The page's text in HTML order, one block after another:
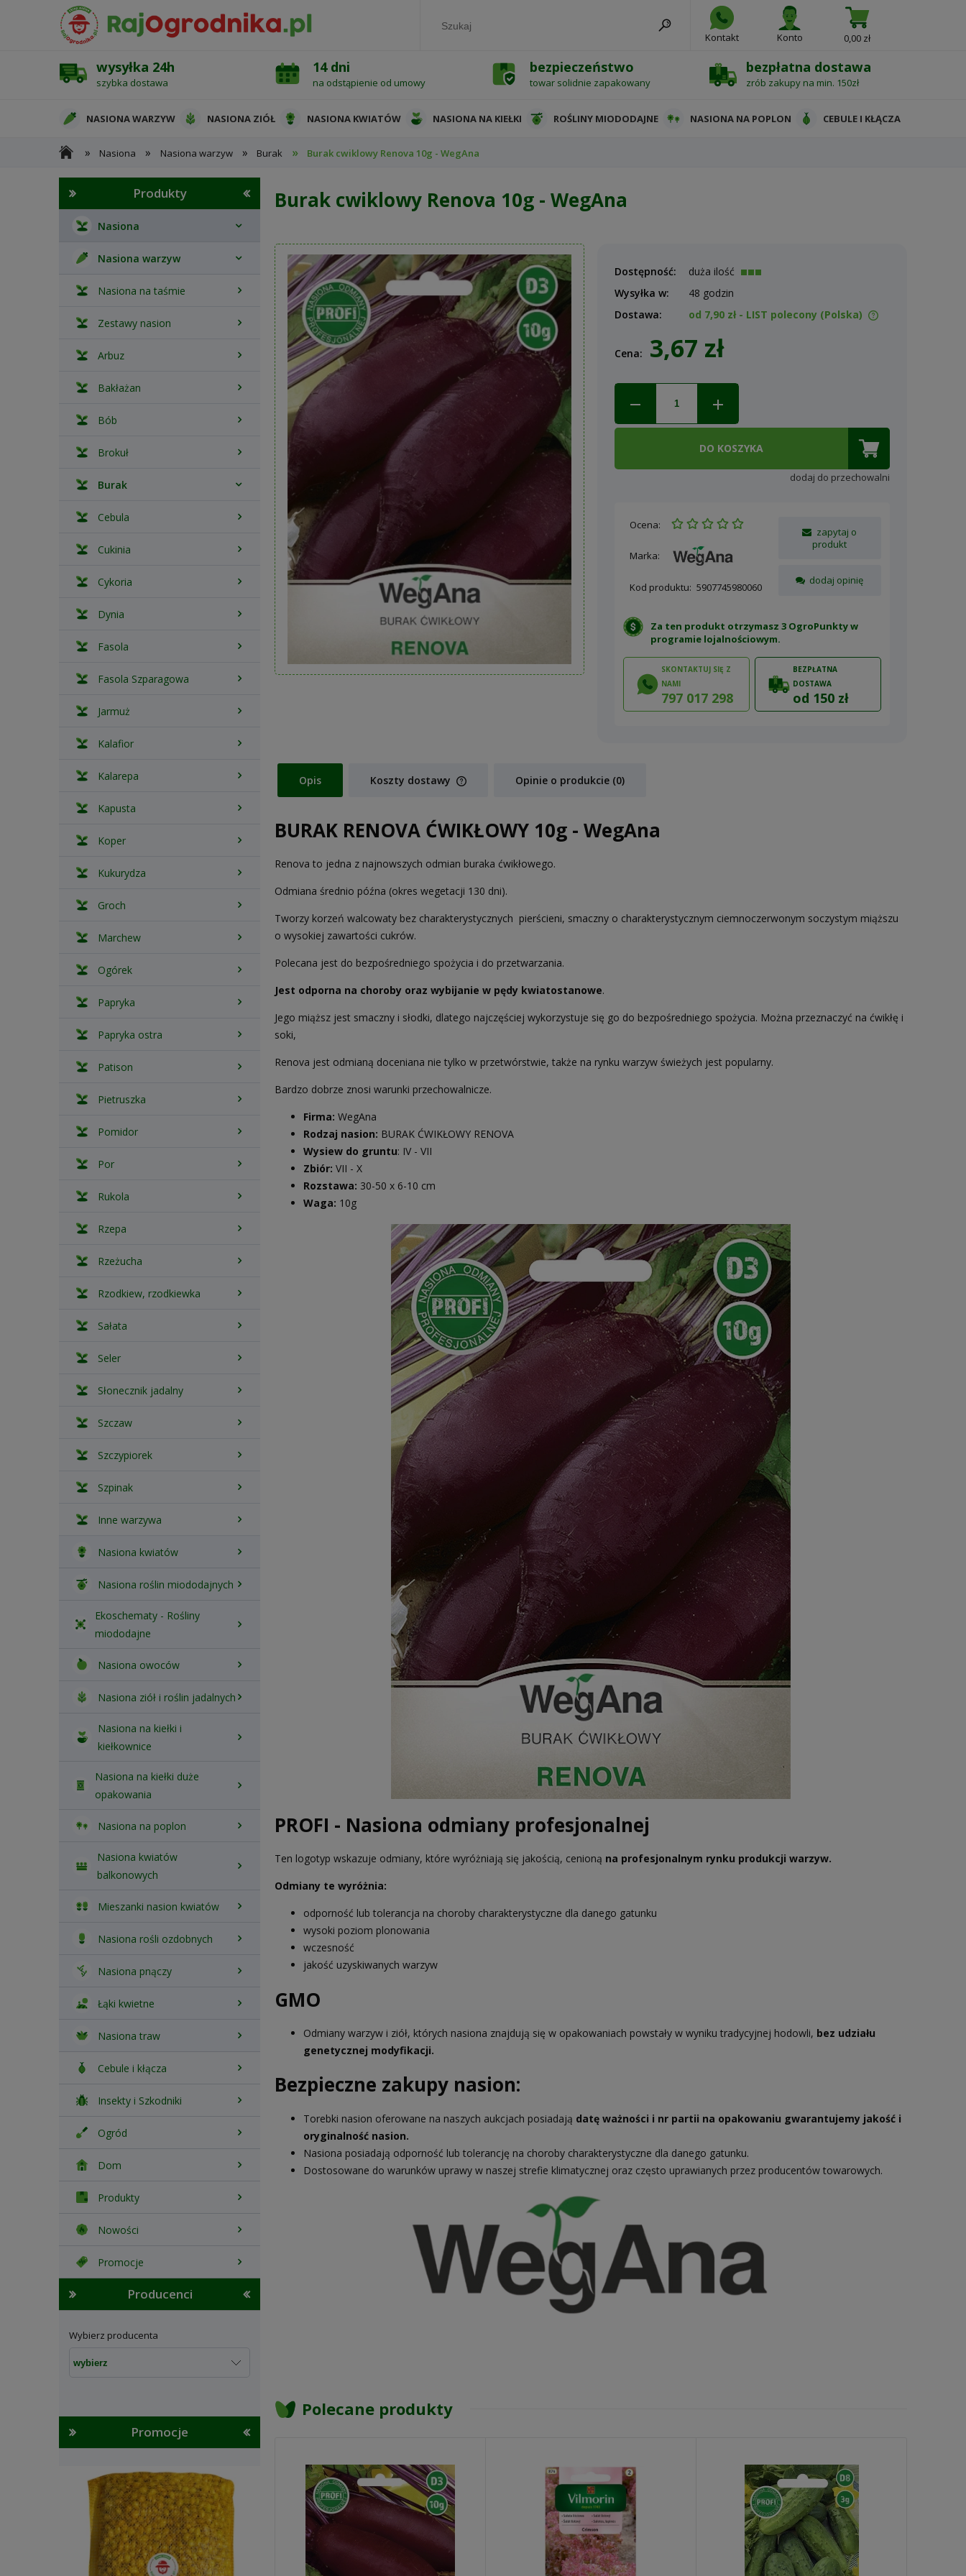
Kontakt Konto 0,00 zł
wysyłka 24h
szybka dostawa
14 dni
na odstąpienie od umowy
bezpieczeństwo
towar solidnie zapakowany
bezpłatna dostawa
zrób zakupy na min. 150zł
NASIONA WARZYW NASIONA ZIÓŁ NASIONA KWIATÓW NASIONA NA KIEŁKI ROŚLINY MIODODAJNE NASIONA NA POPLON CEBULE I KŁĄCZA
OCHRONA ROŚLIN
» Nasiona » Nasiona warzyw » Burak » Burak cwiklowy Renova 10g - WegAna
Produkty
Nasiona
Nasiona warzyw
Nasiona na taśmie
Zestawy nasion
Arbuz
Bakłażan
Bób
Brokuł
Burak
Cebula
Cukinia
Cykoria
Dynia
Fasola
Fasola Szparagowa
Jarmuż
Kalafior
Kalarepa
Kapusta
Koper
Kukurydza
Groch
Marchew
Ogórek
Papryka
Papryka ostra
Patison
Pietruszka
Pomidor
Por
Rukola
Rzepa
Rzeżucha
Rzodkiew, rzodkiewka
Sałata
Seler
Słonecznik jadalny
Szczaw
Szczypiorek
Szpinak
Inne warzywa
Nasiona kwiatów
Nasiona roślin miododajnych
Ekoschematy - Rośliny
miododajne
Nasiona owoców
Nasiona ziół i roślin jadalnych
Nasiona na kiełki i
kiełkownice
Nasiona na kiełki duże
opakowania
Nasiona na poplon
Nasiona kwiatów
balkonowych
Mieszanki nasion kwiatów
Nasiona rośli ozdobnych
Nasiona pnączy
Łąki kwietne
Nasiona traw
Cebule i kłącza
Insekty i Szkodniki
Ogród
Dom
Produkty
Nowości
Promocje
Producenci
Wybierz producenta
Promocje
Burak cwiklowy Renova 10g - WegAna
Dostępność:
duża ilość
Wysyłka w:
48 godzin
Dostawa:
od 7,90 zł - LIST polecony (Polska)
Cena nie zawiera ewentualnych
kosztów płatności
Cena: 3,67 zł
DO KOSZYKA
dodaj do przechowalni
Ocena:
Marka:
Kod produktu: 5907745980060
zapytaj o
produkt
dodaj opinię
Za ten produkt otrzymasz 3 OgroPunkty w
programie lojalnościowym.
SKONTAKTUJ SIĘ Z
NAMI
797 017 298
BEZPŁATNA
DOSTAWA
od 150 zł
Opis Koszty dostawy
płatności
Opinie o produkcie (0)
BURAK RENOVA ĆWIKŁOWY 10g - WegAna
Renova to jedna z najnowszych odmian buraka ćwikłowego.
Odmiana średnio późna (okres wegetacji 130 dni).
Tworzy korzeń walcowaty bez charakterystycznych pierścieni, smaczny o charakterystycznym ciemnoczerwonym soczystym miąższu
o wysokiej zawartości cukrów.
Polecana jest do bezpośredniego spożycia i do przetwarzania.
Jest odporna na choroby oraz wybijanie w pędy kwiatostanowe.
Jego miąższ jest smaczny i słodki, dlatego najczęściej wykorzystuje się go do bezpośredniego spożycia. Można przeznaczyć na ćwikłę i
soki,
Renova jest odmianą doceniana nie tylko w przetwórstwie, także na rynku warzyw świeżych jest popularny.
Bardzo dobrze znosi warunki przechowalnicze.
Firma: WegAna
Rodzaj nasion: BURAK ĆWIKŁOWY RENOVA
Wysiew do gruntu: IV - VII
Zbiór: VII - X
Rozstawa: 30-50 x 6-10 cm
Waga: 10g
PROFI - Nasiona odmiany profesjonalnej
Ten logotyp wskazuje odmiany, które wyróżniają się jakością, cenioną na profesjonalnym rynku produkcji warzyw.
Odmiany te wyróżnia:
odporność lub tolerancja na choroby charakterystyczne dla danego gatunku
wysoki poziom plonowania
wczesność
jakość uzyskiwanych warzyw
GMO
Odmiany warzyw i ziół, których nasiona znajdują się w opakowaniach powstały w wyniku tradycyjnej hodowli, bez udziału
genetycznej modyfikacji.
Bezpieczne zakupy nasion:
Torebki nasion oferowane na naszych aukcjach posiadają datę ważności i nr partii na opakowaniu gwarantujemy jakość i
oryginalność nasion.
Nasiona posiadają odporność lub tolerancję na choroby charakterystyczne dla danego gatunku.
Dostosowane do warunków uprawy w naszej strefie klimatycznej oraz często uprawianych przez producentów towarowych.
Polecane produkty